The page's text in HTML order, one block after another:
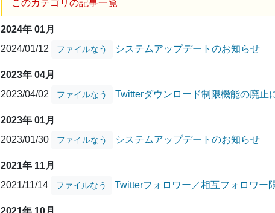
このカテゴリの記事一覧
2024年 01月
2024/01/12
ファイルなう システムアップデートのお知らせ
2023年 04月
2023/04/02
ファイルなう Twitterダウンロード制限機能の廃止
2023年 01月
2023/01/30
ファイルなう システムアップデートのお知らせ
2021年 11月
2021/11/14
ファイルなう Twitterフォロワー／相互フォロワー
2021年 10月